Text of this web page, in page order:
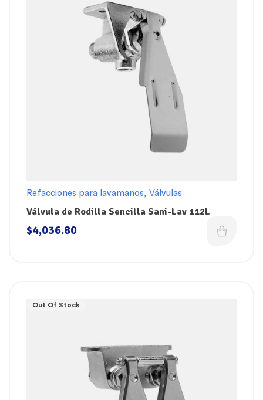
Refacciones para lavamanos, Válvulas
Válvula de Rodilla Sencilla Sani-Lav 112L
$4,036.80
Out Of Stock